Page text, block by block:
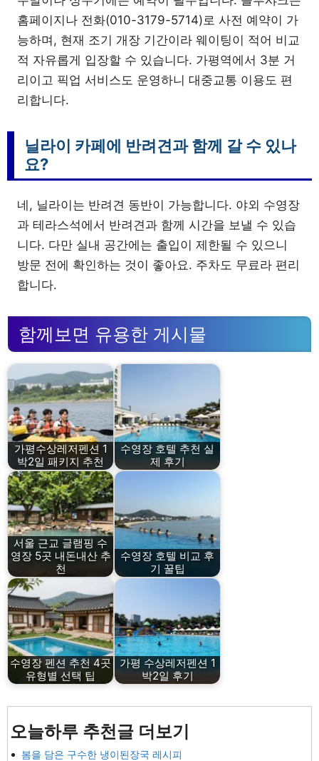
홈페이지나 전화(010-3179-5714)로 사전 예약이 가
능하며, 현재 조기 개장 기간이라 웨이팅이 적어 비교
적 자유롭게 입장할 수 있습니다. 가평역에서 3분 거
리이고 픽업 서비스도 운영하니 대중교통 이용도 편
리합니다.
닐라이 카페에 반려견과 함께 갈 수 있나
요?
네, 닐라이는 반려견 동반이 가능합니다. 야외 수영장
과 테라스석에서 반려견과 함께 시간을 보낼 수 있습
니다. 다만 실내 공간에는 출입이 제한될 수 있으니
방문 전에 확인하는 것이 좋아요. 주차도 무료라 편리
합니다.
함께보면 유용한 게시물
가평수상레저펜션 1
박2일 패키지 추천
수영장 호텔 추천 실
제 후기
서울 근교 글램핑 수
영장 5곳 내돈내산 추
천
수영장 호텔 비교 후
기 꿀팁
수영장 펜션 추천 4곳
유형별 선택 팁
가평 수상레저펜션 1
박2일 후기
오늘하루 추천글 더보기
봄을 담은 구수한 냉이된장국 레시피